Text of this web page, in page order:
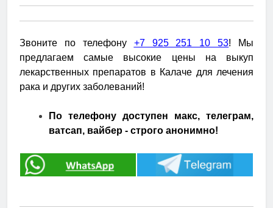
Звоните по телефону +7 925 251 10 53! Мы
предлагаем самые высокие цены на выкуп
лекарственных препаратов в Калаче для лечения
рака и других заболеваний!
По телефону доступен макс, телеграм,
ватсап, вайбер - строго анонимно!